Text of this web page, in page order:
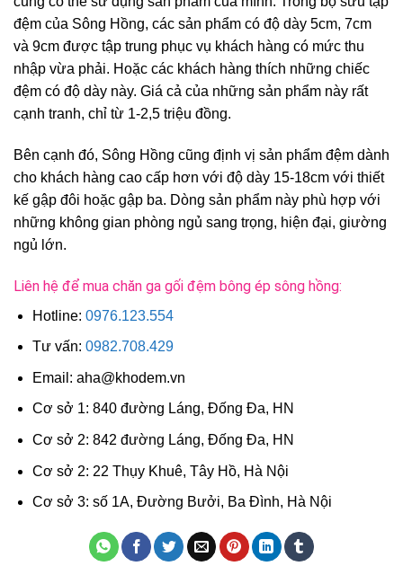
đệm của Sông Hồng, các sản phẩm có độ dày 5cm, 7cm
và 9cm được tập trung phục vụ khách hàng có mức thu
nhập vừa phải. Hoặc các khách hàng thích những chiếc
đệm có độ dày này. Giá cả của những sản phẩm này rất
cạnh tranh, chỉ từ 1-2,5 triệu đồng.
Bên cạnh đó, Sông Hồng cũng định vị sản phẩm đệm dành
cho khách hàng cao cấp hơn với độ dày 15-18cm với thiết
kế gập đôi hoặc gập ba. Dòng sản phẩm này phù hợp với
những không gian phòng ngủ sang trọng, hiện đại, giường
ngủ lớn.
Liên hệ để mua chăn ga gối đệm bông ép sông hồng:
Hotline: 0976.123.554
Tư vấn: 0982.708.429
Email: aha@khodem.vn
Cơ sở 1: 840 đường Láng, Đống Đa, HN
Cơ sở 2: 842 đường Láng, Đống Đa, HN
Cơ sở 2: 22 Thụy Khuê, Tây Hồ, Hà Nội
Cơ sở 3: số 1A, Đường Bưởi, Ba Đình, Hà Nội